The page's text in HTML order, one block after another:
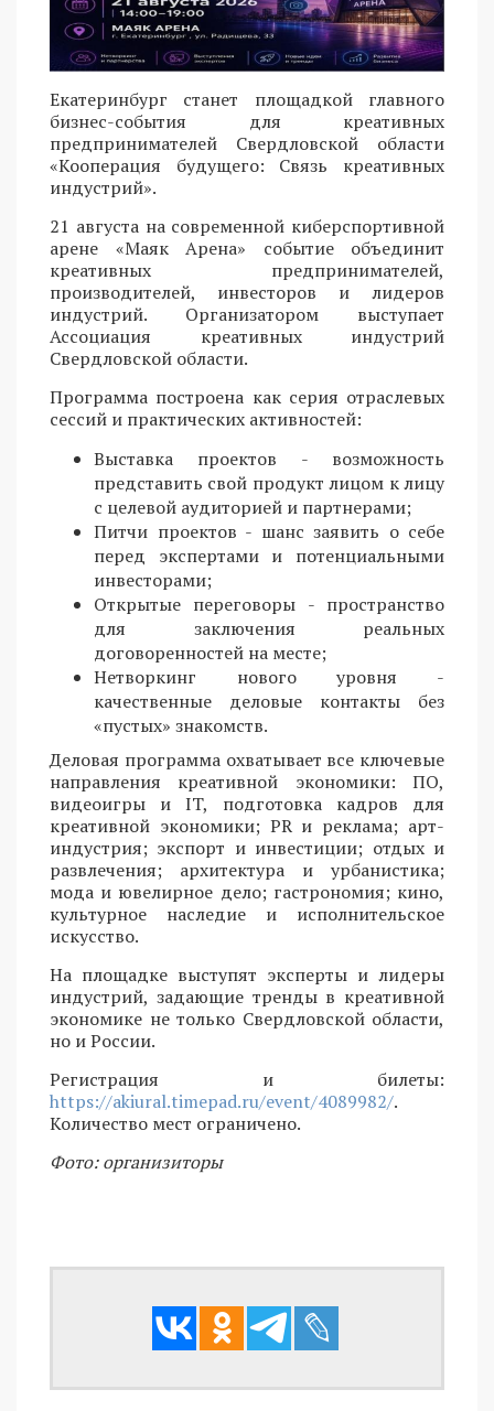
Екатеринбург станет площадкой главного
бизнес-события для креативных
предпринимателей Свердловской области
«Кооперация будущего: Связь креативных
индустрий».
21 августа на современной киберспортивной
арене «Маяк Арена» событие объединит
креативных предпринимателей,
производителей, инвесторов и лидеров
индустрий. Организатором выступает
Ассоциация креативных индустрий
Свердловской области.
Программа построена как серия отраслевых
сессий и практических активностей:
Выставка проектов - возможность
представить свой продукт лицом к лицу
с целевой аудиторией и партнерами;
Питчи проектов - шанс заявить о себе
перед экспертами и потенциальными
инвесторами;
Открытые переговоры - пространство
для заключения реальных
договоренностей на месте;
Нетворкинг нового уровня -
качественные деловые контакты без
«пустых» знакомств.
Деловая программа охватывает все ключевые
направления креативной экономики: ПО,
видеоигры и IT, подготовка кадров для
креативной экономики; PR и реклама; арт-
индустрия; экспорт и инвестиции; отдых и
развлечения; архитектура и урбанистика;
мода и ювелирное дело; гастрономия; кино,
культурное наследие и исполнительское
искусство.
На площадке выступят эксперты и лидеры
индустрий, задающие тренды в креативной
экономике не только Свердловской области,
но и России.
Регистрация и билеты:
https://akiural.timepad.ru/event/4089982/.
Количество мест ограничено.
Фото: организиторы